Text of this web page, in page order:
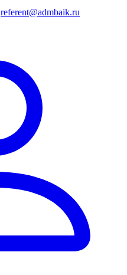
referent@admbaik.ru